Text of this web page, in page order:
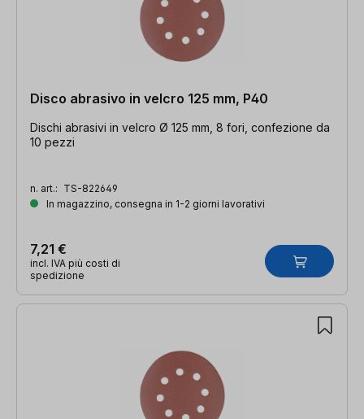
Disco abrasivo in velcro 125 mm, P40
Dischi abrasivi in velcro Ø 125 mm, 8 fori, confezione da
10 pezzi
n. art.: TS-822649
In magazzino, consegna in 1-2 giorni lavorativi
7,21 €
incl. IVA più costi di
spedizione